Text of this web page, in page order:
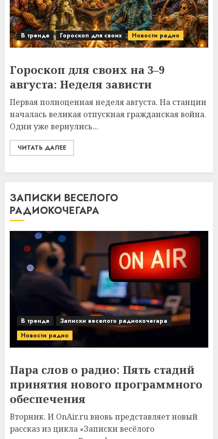
В тренде Гороскоп для своих Новости радио
Гороскоп для своих на 3–9
августа: Неделя зависти
Первая полноценная неделя августа. На станции
началась великая отпускная гражданская война.
Одни уже вернулись...
ЧИТАТЬ ДАЛЕЕ
ЗАПИСКИ ВЕСЕЛОГО
РАДИОКОЧЕГАРА
В тренде
Записки веселого радиокочегара
Новости радио
Пара слов о радио: Пять стадий
принятия нового программного
обеспечения
Вторник. И OnAir.ru вновь представляет новый
рассказ из цикла «Записки весёлого